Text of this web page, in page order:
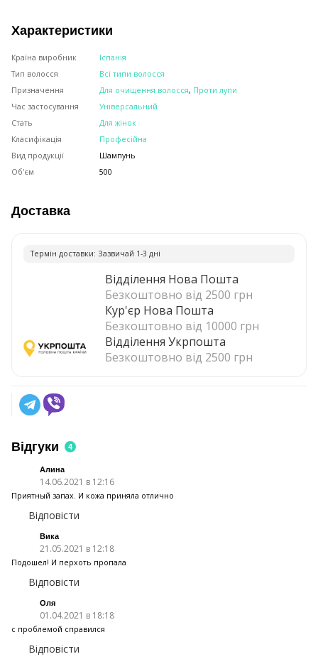
Характеристики
Країна виробник
Іспанія
Тип волосся
Всі типи волосся
Призначення
Для очищення волосся, Проти лупи
Час застосування
Універсальний
Стать
Для жінок
Класифікація
Професійна
Вид продукції
Шампунь
Об'єм
500
Доставка
Термiн доставки: Зазвичай 1-3 днi
Відділення Нова Пошта
Безкоштовно від 2500 грн
Кур'єр Нова Пошта
Безкоштовно від 10000 грн
Відділення Укрпошта
Безкоштовно від 2500 грн
Відгуки 4
Алина
14.06.2021 в 12:16
Приятный запах. И кожа приняла отлично
Відповісти
Вика
21.05.2021 в 12:18
Подошел! И перхоть пропала
Відповісти
Оля
01.04.2021 в 18:18
с проблемой справился
Відповісти